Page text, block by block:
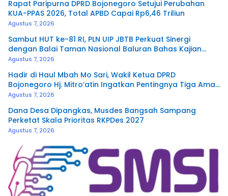
Rapat Paripurna DPRD Bojonegoro Setujui Perubahan
KUA-PPAS 2026, Total APBD Capai Rp6,46 Triliun
Agustus 7, 2026
Sambut HUT ke-81 RI, PLN UIP JBTB Perkuat Sinergi
dengan Balai Taman Nasional Baluran Bahas Kajian
Rencana Proyek SUTET 500 kV Paiton–
Agustus 7, 2026
Hadir di Haul Mbah Mo Sari, Wakil Ketua DPRD
Bojonegoro Hj. Mitro’atin Ingatkan Pentingnya Tiga Amal
Pengalir Pahala
Agustus 7, 2026
Dana Desa Dipangkas, Musdes Bangsah Sampang
Perketat Skala Prioritas RKPDes 2027
Agustus 7, 2026